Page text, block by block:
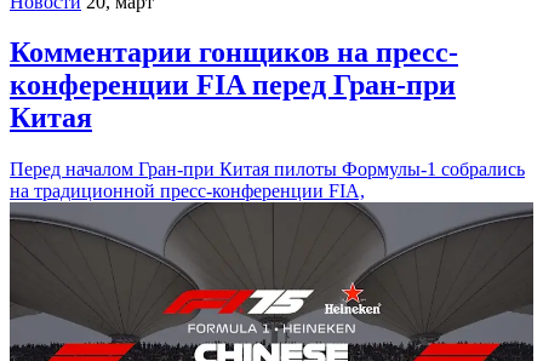
Комментарии гонщиков на пресс-
конференции FIA перед Гран-при
Китая
Перед началом Гран-при Китая пилоты Формулы-1 собрались
на традиционной пресс-конференции FIA,